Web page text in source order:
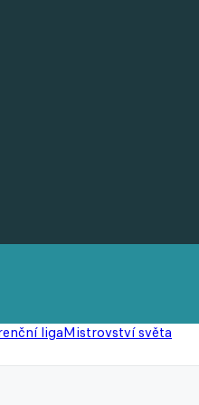
ligaMistrovství světa